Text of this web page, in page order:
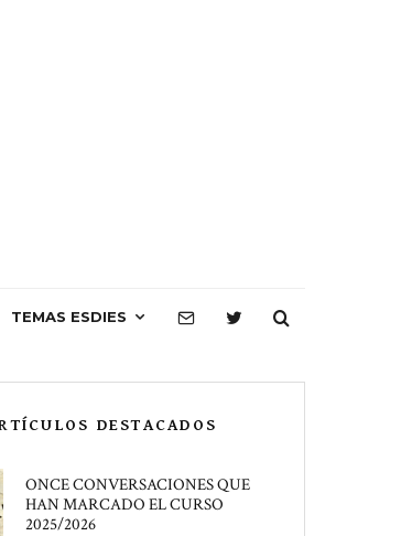
TEMAS ESDIES
DESTACADOS
ONCE CONVERSACIONES QUE
HAN MARCADO EL CURSO
2025/2026